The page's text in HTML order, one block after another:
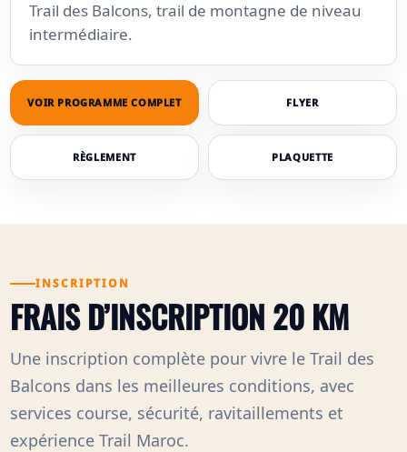
Trail des Balcons, trail de montagne de niveau
intermédiaire.
VOIR PROGRAMME COMPLET FLYER
RÈGLEMENT PLAQUETTE
INSCRIPTION
FRAIS D’INSCRIPTION 20 KM
Une inscription complète pour vivre le Trail des
Balcons dans les meilleures conditions, avec
services course, sécurité, ravitaillements et
expérience Trail Maroc.